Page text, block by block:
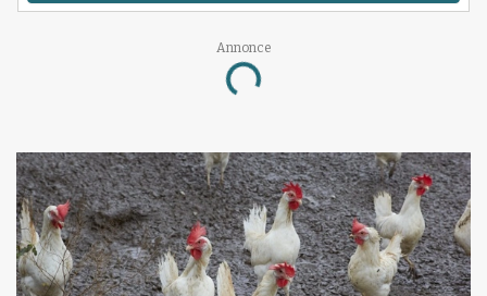
Annonce
Loading...